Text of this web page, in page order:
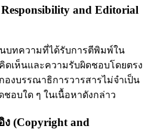
and Editorial
บทความที่ได้รับการตีพิมพ์ใน
ดเห็นและความรับผิดชอบโดยตรง
งบรรณาธิการวารสารไม่จำเป็น
อบใด ๆ ในเนื้อหาดังกล่าว
(Copyright and